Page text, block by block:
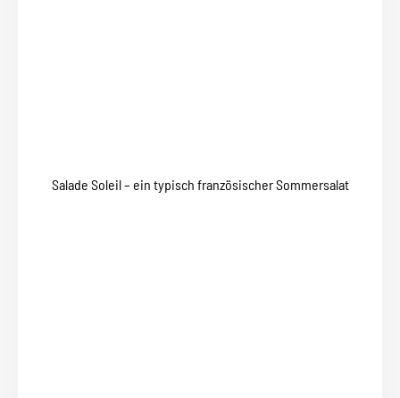
Salade Soleil – ein typisch französischer Sommersalat